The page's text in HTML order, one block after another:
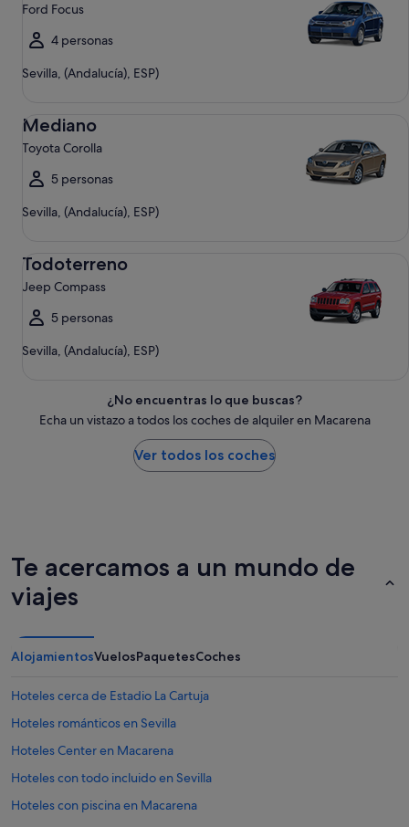
Ford Focus
4 personas
Sevilla, (Andalucía), ESP)
Mediano
Toyota Corolla
5 personas
Sevilla, (Andalucía), ESP)
Todoterreno
Jeep Compass
5 personas
Sevilla, (Andalucía), ESP)
¿No encuentras lo que buscas?
Echa un vistazo a todos los coches de alquiler en Macarena
Ver todos los coches
Te acercamos a un mundo de
viajes
AlojamientosVuelosPaquetesCoches
Hoteles cerca de Estadio La Cartuja
Hoteles románticos en Sevilla
Hoteles Center en Macarena
Hoteles con todo incluido en Sevilla
Hoteles con piscina en Macarena